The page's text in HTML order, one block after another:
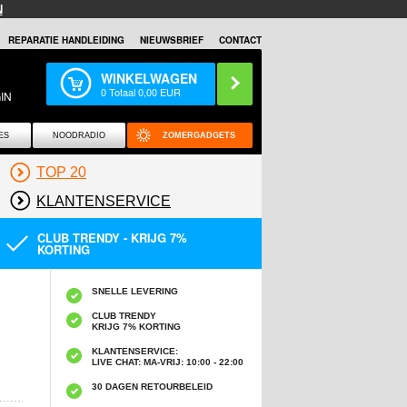
REPARATIE HANDLEIDING NIEUWSBRIEF CONTACT
WINKELWAGEN
0Totaal0,00 EUR
NOODRADIO ZOMERGADGETS
TOP 20
KLANTENSERVICE
CLUB TRENDY - KRIJG 7%
KORTING
SNELLE LEVERING
CLUB TRENDY
KRIJG 7% KORTING
KLANTENSERVICE:
LIVE CHAT: MA-VRIJ: 10:00 - 22:00
30 DAGEN RETOURBELEID